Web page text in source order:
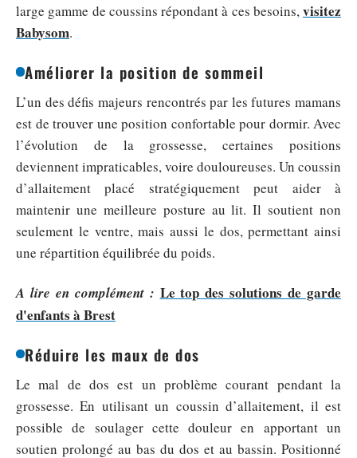
large gamme de coussins répondant à ces besoins,visitez
Babysom.
Améliorer la position de sommeil
L’un des défis majeurs rencontrés par les futures mamans
est de trouver une position confortable pour dormir. Avec
l’évolution de la grossesse, certaines positions
deviennent impraticables, voire douloureuses. Un coussin
d’allaitement placé stratégiquement peut aider à
maintenir une meilleure posture au lit. Il soutient non
seulement le ventre, mais aussi le dos, permettant ainsi
une répartition équilibrée du poids.
A lire en complément : Le top des solutions de garde
d'enfants à Brest
Réduire les maux de dos
Le mal de dos est un problème courant pendant la
grossesse. En utilisant un coussin d’allaitement, il est
possible de soulager cette douleur en apportant un
soutien prolongé au bas du dos et au bassin. Positionné